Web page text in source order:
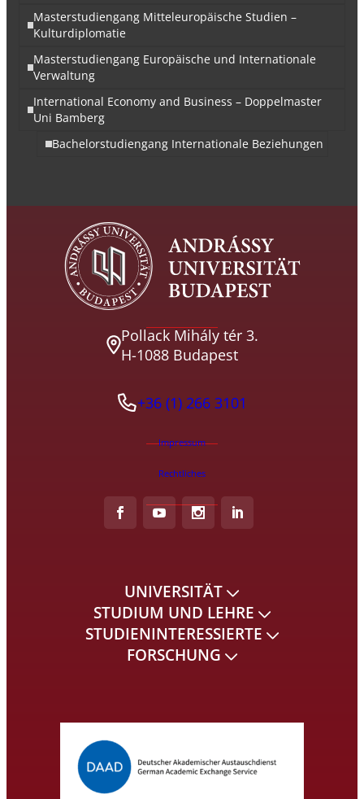
Masterstudiengang Mitteleuropäische Studien –
Kulturdiplomatie
Masterstudiengang Europäische und Internationale
Verwaltung
International Economy and Business – Doppelmaster
Uni Bamberg
Bachelorstudiengang Internationale Beziehungen
Pollack Mihály tér 3.
H-1088 Budapest
+36 (1) 266 3101
Impressum
Rechtliches
UNIVERSITÄT
STUDIUM UND LEHRE
STUDIENINTERESSIERTE
FORSCHUNG